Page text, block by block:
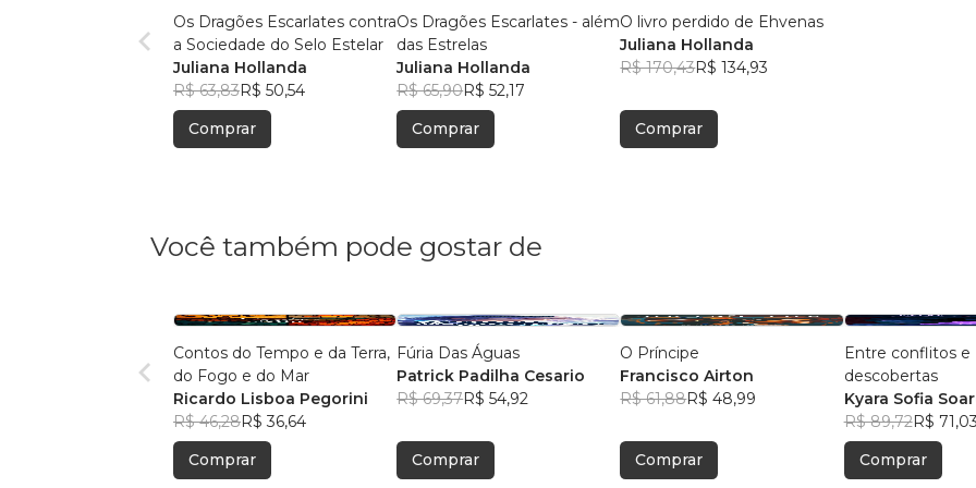
Os Dragões Escarlates contra
a Sociedade do Selo Estelar
Juliana Hollanda
R$ 63,83R$ 50,54
Comprar
Os Dragões Escarlates - além
das Estrelas
Juliana Hollanda
R$ 65,90R$ 52,17
Comprar
O livro perdido de Ehvenas
Juliana Hollanda
R$ 170,43R$ 134,93
Comprar
Você também pode gostar de
Contos do Tempo e da Terra,
do Fogo e do Mar
Ricardo Lisboa Pegorini
R$ 46,28R$ 36,64
Comprar
Fúria Das Águas
Patrick Padilha Cesario
R$ 69,37R$ 54,92
Comprar
O Príncipe
Francisco Airton
R$ 61,88R$ 48,99
Comprar
Entre conflitos e
descobertas
Kyara Sofia
R$ 89,72R$ 71,03
Comprar